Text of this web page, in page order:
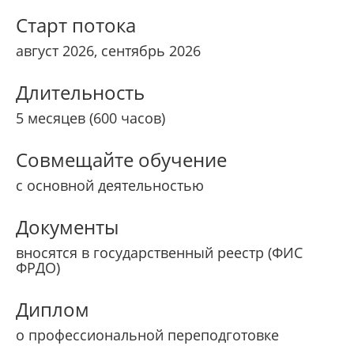
Старт потока
август 2026, сентябрь 2026
Длительность
5 месяцев (600 часов)
Совмещайте обучение
с основной деятельностью
Документы
вносятся в государственный реестр (ФИС
ФРДО)
Диплом
о профессиональной переподготовке